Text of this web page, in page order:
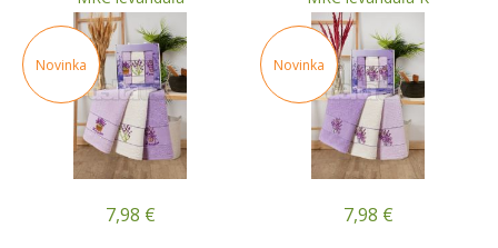
Novinka
7,98 €
Novinka
7,98 €